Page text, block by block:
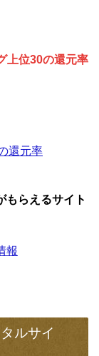
上位30の還元率
還元率
らえるサイト
報
ルサイ